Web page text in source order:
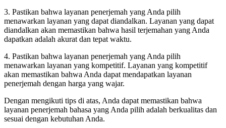
3. Pastikan bahwa layanan penerjemah yang Anda pilih
menawarkan layanan yang dapat diandalkan. Layanan yang dapat
diandalkan akan memastikan bahwa hasil terjemahan yang Anda
dapatkan adalah akurat dan tepat waktu.
4. Pastikan bahwa layanan penerjemah yang Anda pilih
menawarkan layanan yang kompetitif. Layanan yang kompetitif
akan memastikan bahwa Anda dapat mendapatkan layanan
penerjemah dengan harga yang wajar.
Dengan mengikuti tips di atas, Anda dapat memastikan bahwa
layanan penerjemah bahasa yang Anda pilih adalah berkualitas dan
sesuai dengan kebutuhan Anda.